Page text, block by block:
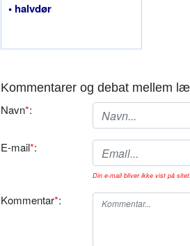
• halvdør
Kommentarer og debat mellem
Navn*:
E-mail*:
Din e-mail bliver ikke vist på sitet.
Kommentar*: